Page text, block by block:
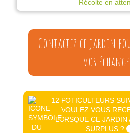
Récolte en
Contactez ce jardin
vos
12 POTICULTEURS
VOULEZ VOUS
LORSQUE CE JARDIN
SURPLUS ?